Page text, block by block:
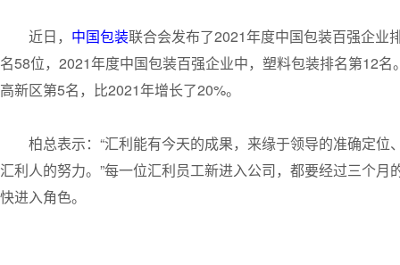
近日， 中国包装联合会发布了2021年度中国包装百强企业
名58位，2021年度中国包装百强企业中，塑料包装排名第12
高新区第5名，比2021年增长了20%。
柏总表示：“汇利能有今天的成果，来缘于领导的准确定
汇利人的努力。”每一位汇利员工新进入公司，都要经过三个
快进入角色。